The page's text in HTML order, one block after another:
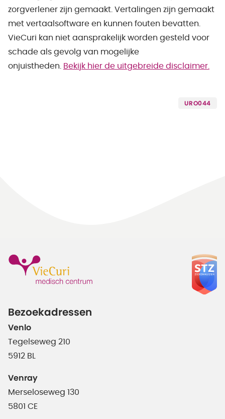
zorgverlener zijn gemaakt. Vertalingen zijn gemaakt
met vertaalsoftware en kunnen fouten bevatten.
VieCuri kan niet aansprakelijk worden gesteld voor
schade als gevolg van mogelijke
onjuistheden.
Bekijk hier de uitgebreide disclaimer.
URO044
Bezoekadressen
Venlo
Tegelseweg 210
5912 BL
Venray
Merseloseweg 130
5801 CE